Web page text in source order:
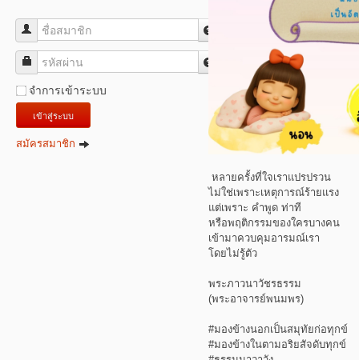
ชื่อสมาชิก
รหัสผ่าน
จำการเข้าระบบ
เข้าสู่ระบบ
สมัครสมาชิก
หลายครั้งที่ใจเราแปรปรวน
ไม่ใช่เพราะเหตุการณ์ร้ายแรง
แต่เพราะ คำพูด ท่าที
หรือพฤติกรรมของใครบางคน
เข้ามาควบคุมอารมณ์เรา
โดยไม่รู้ตัว
พระภาวนาวัชรธรรม
(พระอาจารย์พนมพร)
#มองข้างนอกเป็นสมุทัยก่อทุกข์
#มองข้างในตามอริยสัจดับทุกข์